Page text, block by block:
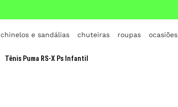
chinelos e sandálias chuteiras roupas ocasiões
Tênis Puma RS-X Ps InfantilTERMOS MAIS BUSCADOS